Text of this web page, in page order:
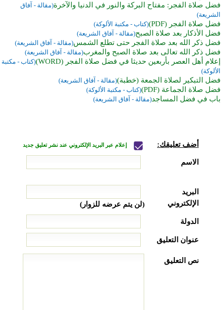
فضل صلاة الفجر: مفتاح البركة والنور في الدنيا والآخرة(مقالة - آفاق
الشريعة)
فضل صلاة الفجر (PDF) (كتاب - مكتبة الألوكة)
فضل الأذكار بعد صلاة الصبح(مقالة - آفاق الشريعة)
فضل ذكر الله بعد صلاة الفجر حتى تطلع الشمس(مقالة - آفاق الشريعة)
فضل ذكر الله تعالى بعد صلاة الصبح والمغرب(مقالة - آفاق الشريعة)
إعلام أهل العصر بأربعين حديثا في فضل صلاة الفجر (WORD)
(كتاب - مكتبة
الألوكة)
فضل التبكير لصلاة الجمعة (خطبة)(مقالة - آفاق الشريعة)
فضل صلاة الجماعة (PDF) (كتاب - مكتبة الألوكة)
باب في فضل المساجد(مقالة - آفاق الشريعة)
أضف تعليقك: إعلام عبر البريد الإلكتروني عند نشر تعليق جديد
الاسم
البريد
الإلكتروني
(لن يتم عرضه للزوار)
الدولة
عنوان التعليق
نص التعليق